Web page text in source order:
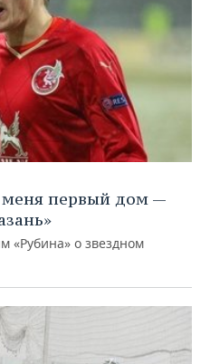
первый дом —
«Рубина» о звездном